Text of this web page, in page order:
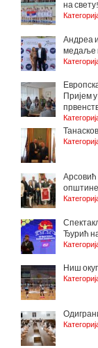
на свету!
Андреа
медаље
Пријем
Арсовић
Ђурић
Ниш